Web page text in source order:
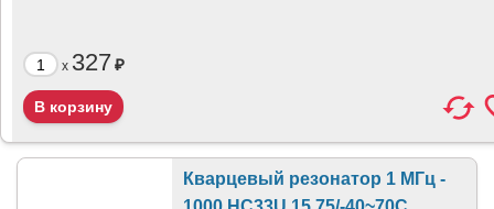
x 327₽
Кварцевый резонатор 1 МГц -